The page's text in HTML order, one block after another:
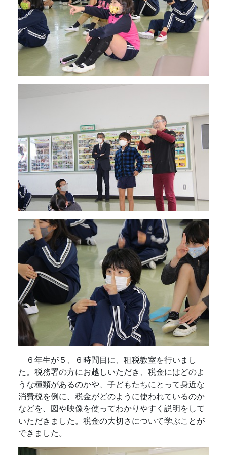
６年生が５、６時間目に、租税教室を行いまし
た。税務署の方にお越しいただき、税金にはどのよ
うな種類があるのかや、子どもたちにとって身近な
消費税を例に、税金がどのように使われているのか
などを、図や映像を使ってわかりやすく説明をして
いただきました。税金の大切さについて学ぶことが
できました。